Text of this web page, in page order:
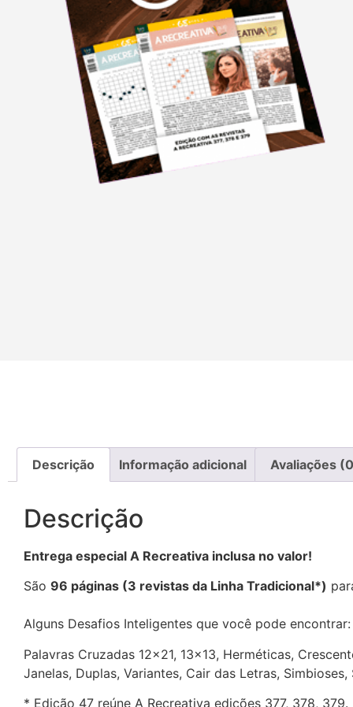
Descrição Informação adicional Avaliações
Descrição
Entrega especial A Recreativa inclusa no valor!
São 96 páginas (3 revistas da Linha Tradicional*)
Alguns Desafios Inteligentes que você pode
Palavras Cruzadas 12×21, 13×13, Herméticas,
Janelas, Duplas, Variantes, Cair das Letras,
* Edição 47 reúne A Recreativa edições 377, 378, 379.